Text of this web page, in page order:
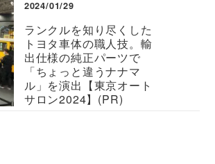
2024/01/29
ランクルを知り尽くした
トヨタ車体の職人技。輸
出仕様の純正パーツで
「ちょっと違うナナマ
ル」を演出【東京オート
サロン2024】(PR)